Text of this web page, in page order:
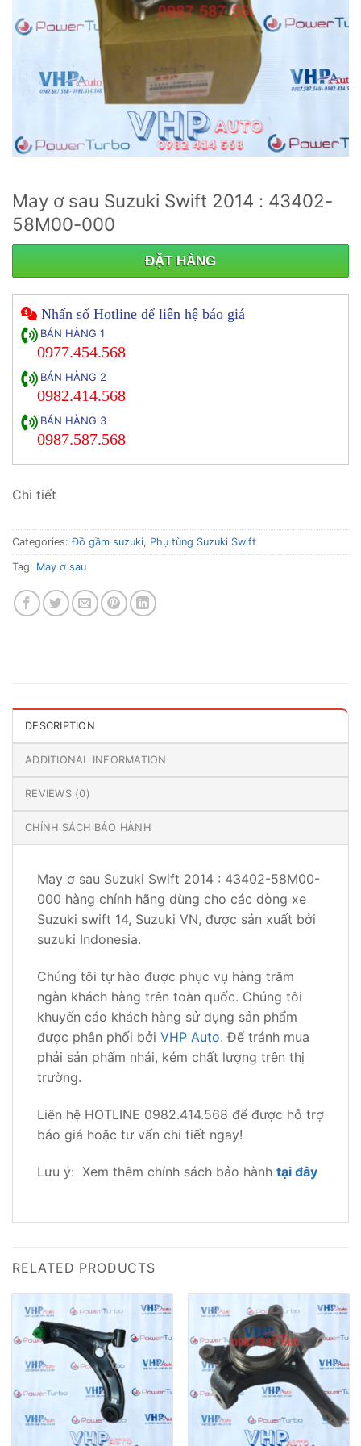
May ơ sau Suzuki Swift 2014 : 43402-
58M00-000
ĐẶT HÀNG
Nhấn số Hotline để liên hệ báo giá
BÁN HÀNG 1
0977.454.568
BÁN HÀNG 2
0982.414.568
BÁN HÀNG 3
0987.587.568
Chi tiết
Categories:Đồ gầm suzuki, Phụ tùng Suzuki Swift
Tag: May ơ sau
DESCRIPTION
ADDITIONAL INFORMATION
REVIEWS (0)
CHÍNH SÁCH BẢO HÀNH
May ơ sau Suzuki Swift 2014 : 43402-58M00-
000 hàng chính hãng dùng cho các dòng xe
Suzuki swift 14, Suzuki VN, được sản xuất bởi
suzuki Indonesia.
Chúng tôi tự hào được phục vụ hàng trăm
ngàn khách hàng trên toàn quốc. Chúng tôi
khuyến cáo khách hàng sử dụng sản phẩm
được phân phối bởi VHP Auto. Để tránh mua
phải sản phấm nhái, kém chất lượng trên thị
trường.
Liên hệ HOTLINE 0982.414.568 để được hỗ trợ
báo giá hoặc tư vấn chi tiết ngay!
Lưu ý: Xem thêm chính sách bảo hành tại đây
RELATED PRODUCTS